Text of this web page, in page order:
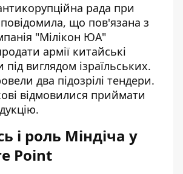
рада при
що пов'язана з
"Мілікон ЮА"
армії китайські
виглядом ізраїльських.
два підозрілі тендери.
відмовилися приймати
і роль Міндіча у
Point